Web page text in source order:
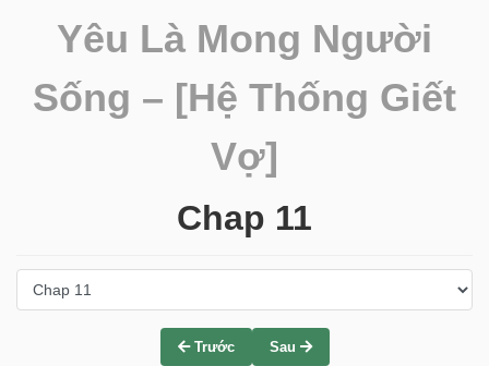
Yêu Là Mong Người
Sống – [Hệ Thống Giết
Vợ]
Chap 11
Trước Sau